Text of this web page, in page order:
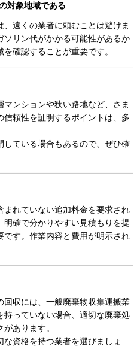
対象地域である
遠くの業者に頼むことは避けま
ソリン代がかかる可能性があるか
確認することが重要です。
ンションや狭い路地など、さま
頼性を証明するポイントは、多
ている場合もあるので、ぜひ確
れていない追加料金を要求され
確で分かりやすい見積もりを提
す。作業内容と費用が明示され
収には、一般廃棄物収集運搬業
っていない場合、適切な廃棄処
あります。
資格を持つ業者を選びましょ